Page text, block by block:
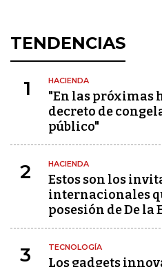
TENDENCIAS
1 HACIENDA
"En las próximas
decreto de
público"
2 HACIENDA
Estos son los
internacionales
posesión de De la
3 TECNOLOGÍA
Los gadgets